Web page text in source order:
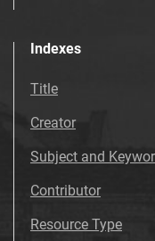
Tarnowskie
Tarnowskie
Robotniczego
Tarnowskie
Robotniczego
Indexes
Title
Creator
Subject and
Contributor
Resource Type